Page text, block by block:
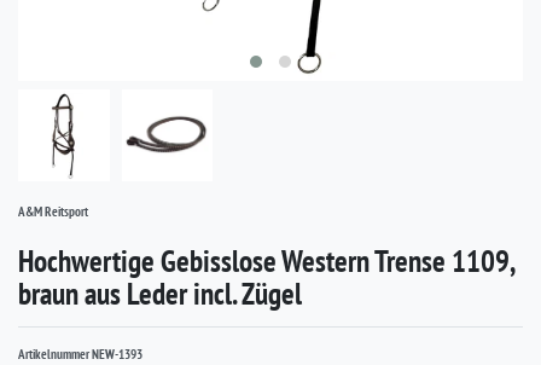
A&M Reitsport
Hochwertige Gebisslose Western Trense 1109,
braun aus Leder incl. Zügel
ArtikelnummerNEW-1393